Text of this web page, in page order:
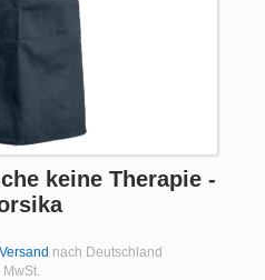
keine Therapie -
Versand nach Deutschland